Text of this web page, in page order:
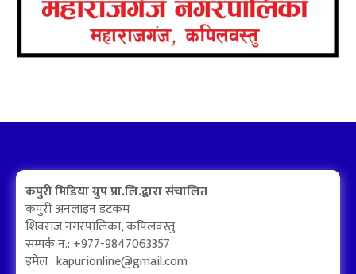
कपुरी मिडिया ग्रुप प्रा.लि.द्वारा संचालित
कपुरी अनलाइन डटकम
शिवराज नगरपालिका, कपिलवस्तु
सम्पर्क नं.: +977-9847063357
इमेल :kapurionline@gmail.com